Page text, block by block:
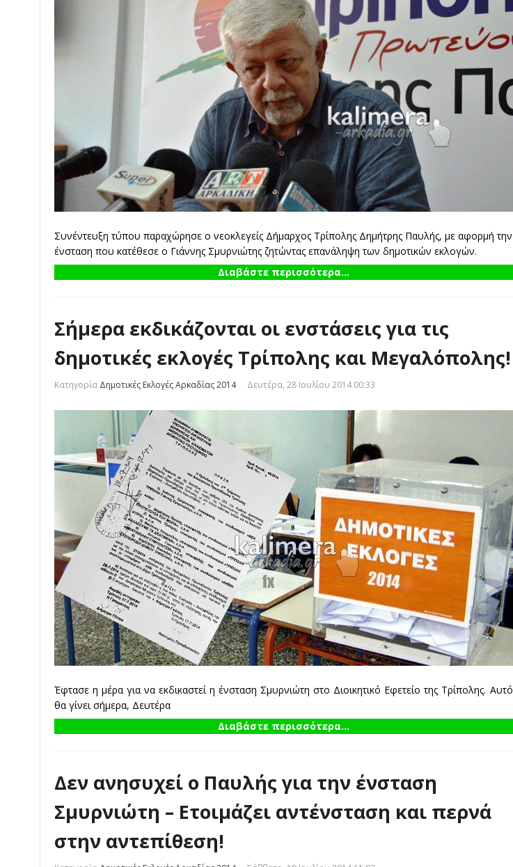
Συνέντευξη τύπου παραχώρησε ο νεοκλεγείς Δήμαρχος Τρίπολης Δημήτρης Παυλής, με αφορμή την
ένσταση που κατέθεσε ο Γιάννης Σμυρνιώτης ζητώντας επανάληψη των δημοτικών εκλογών.
Διαβάστε περισσότερα...
Σήμερα εκδικάζονται οι ενστάσεις για τις
δημοτικές εκλογές Τρίπολης και Μεγαλόπολης!
Κατηγορία Δημοτικές Εκλογές Αρκαδίας 2014 Δευτέρα, 28 Ιουλίου 2014 00:33
Έφτασε η μέρα για να εκδικαστεί η ένσταση Σμυρνιώτη στο Διοικητικό Εφετείο της Τρίπολης. Αυτό
θα γίνει σήμερα, Δευτέρα
Διαβάστε περισσότερα...
Δεν ανησυχεί ο Παυλής για την ένσταση
Σμυρνιώτη – Ετοιμάζει αντένσταση και περνά
στην αντεπίθεση!